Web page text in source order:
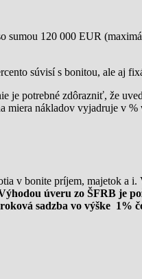
sumou 120 000 EUR
súvisí s bonitou, ale aj
je potrebné zdôrazniť, že
nákladov vyjadruje v
v bonite príjem, majetok a
úveru zo ŠFRB je
sadzba vo výške 1%